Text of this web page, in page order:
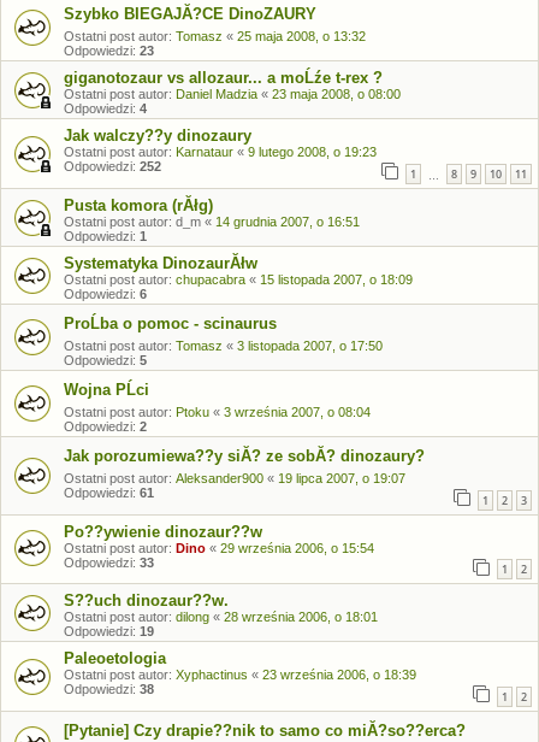
Szybko BIEGAJĂ?CE DinoZAURY
Ostatni post autor: Tomasz « 25 maja 2008, o 13:32
Odpowiedzi: 23
giganotozaur vs allozaur... a moĹźe t-rex ?
Ostatni post autor: Daniel Madzia « 23 maja 2008, o 08:00
Odpowiedzi: 4
Jak walczy??y dinozaury
Ostatni post autor: Karnataur « 9 lutego 2008, o 19:23
Odpowiedzi: 252 1 8 9 10 11
Pusta komora (rĂłg)
Ostatni post autor: d_m « 14 grudnia 2007, o 16:51
Odpowiedzi: 1
Systematyka DinozaurĂłw
Ostatni post autor: chupacabra « 15 listopada 2007, o 18:09
Odpowiedzi: 6
ProĹba o pomoc - scinaurus
Ostatni post autor: Tomasz « 3 listopada 2007, o 17:50
Odpowiedzi: 5
Wojna PĹci
Ostatni post autor: Ptoku « 3 września 2007, o 08:04
Odpowiedzi: 2
Jak porozumiewa??y siĂ? ze sobĂ? dinozaury?
Ostatni post autor: Aleksander900 « 19 lipca 2007, o 19:07
Odpowiedzi: 61 1 2 3
Po??ywienie dinozaur??w
Ostatni post autor: Dino « 29 września 2006, o 15:54
Odpowiedzi: 33 1 2
S??uch dinozaur??w.
Ostatni post autor: dilong « 28 września 2006, o 18:01
Odpowiedzi: 19
Paleoetologia
Ostatni post autor: Xyphactinus « 23 września 2006, o 18:39
Odpowiedzi: 38 1 2
[Pytanie] Czy drapie??nik to samo co miĂ?so??erca?